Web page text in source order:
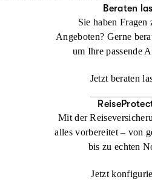
Beraten
Sie haben Fragen
Angeboten? Gerne
um Ihre passende
Jetzt beraten
Mit der
alles vorbereitet – von
bis zu echten
Jetzt